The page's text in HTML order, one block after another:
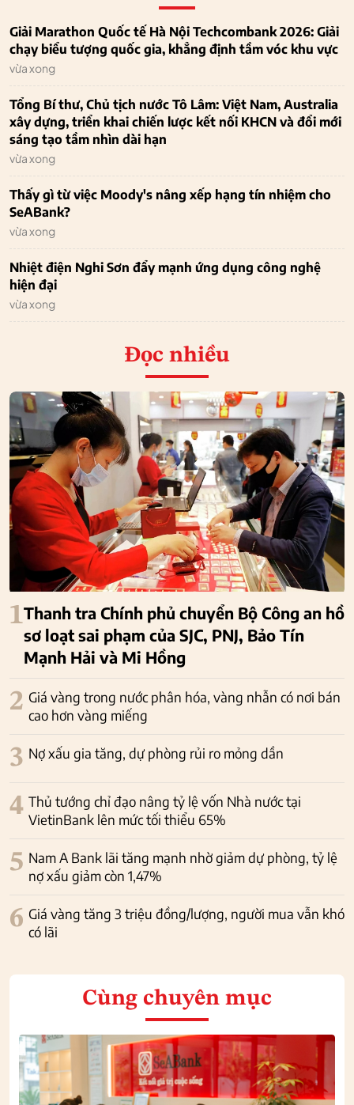
Giải Marathon Quốc tế Hà Nội Techcombank 2026: Giải
chạy biểu tượng quốc gia, khẳng định tầm vóc khu vực
vừa xong
Tổng Bí thư, Chủ tịch nước Tô Lâm: Việt Nam, Australia
xây dựng, triển khai chiến lược kết nối KHCN và đổi mới
sáng tạo tầm nhìn dài hạn
vừa xong
Thấy gì từ việc Moody's nâng xếp hạng tín nhiệm cho
SeABank?
vừa xong
Nhiệt điện Nghi Sơn đẩy mạnh ứng dụng công nghệ
hiện đại
vừa xong
Đọc nhiều
1Thanh tra Chính phủ chuyển Bộ Công an hồ
sơ loạt sai phạm của SJC, PNJ, Bảo Tín
Mạnh Hải và Mi Hồng
2 Giá vàng trong nước phân hóa, vàng nhẫn có nơi bán
cao hơn vàng miếng
3 Nợ xấu gia tăng, dự phòng rủi ro mỏng dần
4 Thủ tướng chỉ đạo nâng tỷ lệ vốn Nhà nước tại
VietinBank lên mức tối thiểu 65%
5 Nam A Bank lãi tăng mạnh nhờ giảm dự phòng, tỷ lệ
nợ xấu giảm còn 1,47%
6 Giá vàng tăng 3 triệu đồng/lượng, người mua vẫn khó
có lãi
Cùng chuyên mục